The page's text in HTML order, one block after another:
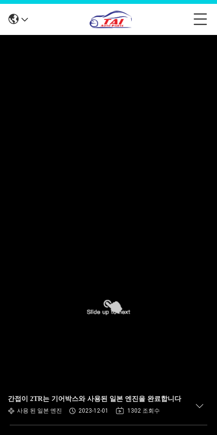
간접이 2TR는 기어박스와 사용된 일본 엔진을 완료합니다
사용 된 일본 엔진 2023-12-01 1302 조회수